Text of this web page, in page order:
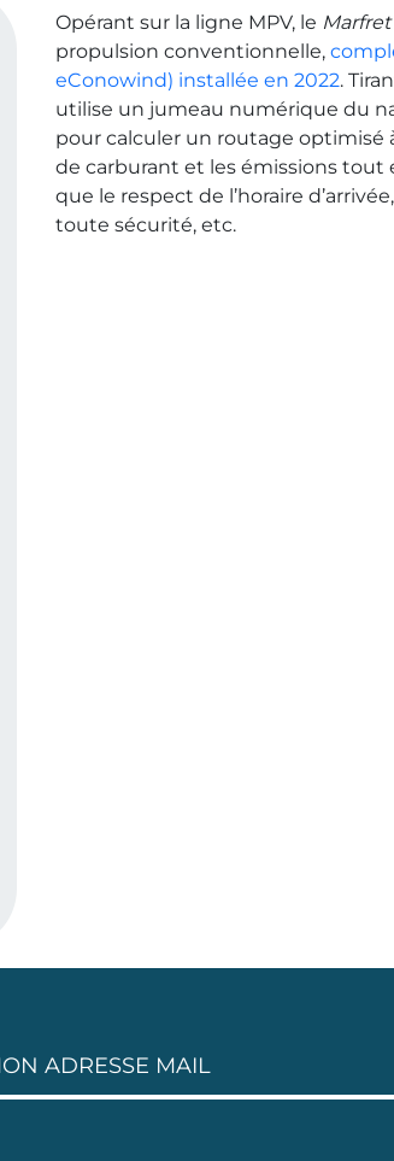
Opérant sur la ligne MPV, le
propulsion conventionnelle,
eConowind) installée en 2022.
utilise un jumeau numérique du
pour calculer un routage optimisé
de carburant et les émissions
que le respect de l’horaire
toute sécurité, etc.